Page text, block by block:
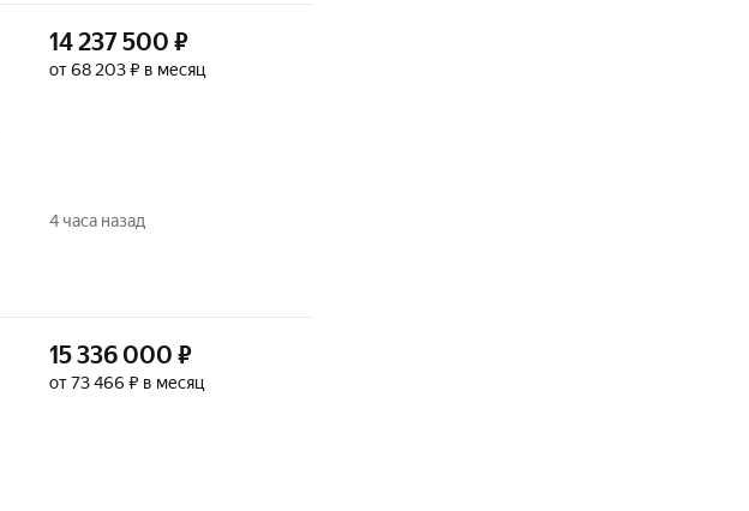
14 237 500 ₽
от 68 203 ₽ в месяц
4 часа назад
15 336 000 ₽
от 73 466 ₽ в месяц